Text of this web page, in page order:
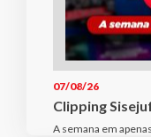
07/08/26
Clipping
A semana em